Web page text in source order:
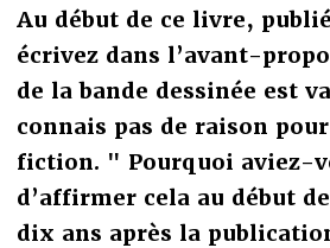
Au début de ce livre,
écrivez dans l’avant-
de la bande dessinée est
connais pas de raison
fiction. " Pourquoi aviez-
d’affirmer cela au début
dix ans après la